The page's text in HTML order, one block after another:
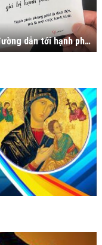
Con đường dẫn tới hạnh phúc